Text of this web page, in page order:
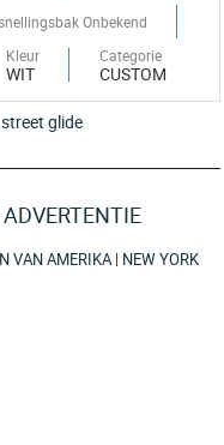
Onbekend
Kleur
WIT
Categorie
CUSTOM
glide
VAN AMERIKA | NEW YORK